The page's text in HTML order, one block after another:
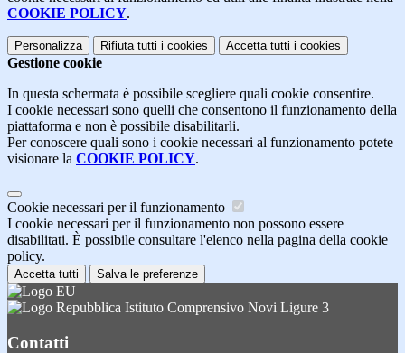
COOKIE POLICY.
Personalizza Rifiuta tutti i cookies Accetta tutti i cookies
Gestione cookie
In questa schermata è possibile scegliere quali cookie consentire.
I cookie necessari sono quelli che consentono il funzionamento della
piattaforma e non è possibile disabilitarli.
Per conoscere quali sono i cookie necessari al funzionamento potete
visionare la COOKIE POLICY.
Cookie necessari per il funzionamento
I cookie necessari per il funzionamento non possono essere
disabilitati. È possibile consultare l'elenco nella pagina della cookie
policy.
Accetta tutti Salva le preferenze
Istituto Comprensivo Novi Ligure 3
Contatti